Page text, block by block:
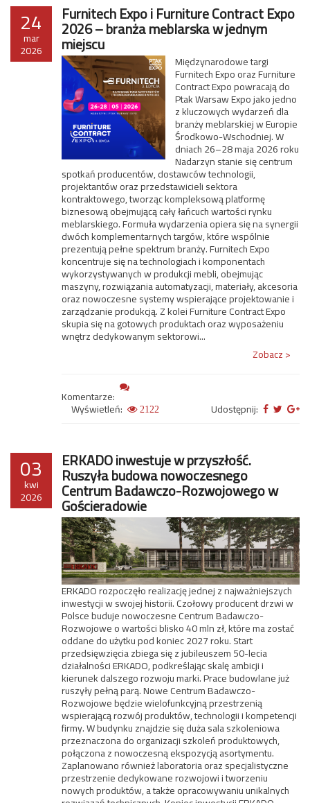
24
mar
2026
Furnitech Expo i Furniture Contract Expo
2026 – branża meblarska w jednym
miejscu
Międzynarodowe targi
Furnitech Expo oraz Furniture
Contract Expo powracają do
Ptak Warsaw Expo jako jedno
z kluczowych wydarzeń dla
branży meblarskiej w Europie
Środkowo-Wschodniej. W
dniach 26–28 maja 2026 roku
Nadarzyn stanie się centrum
spotkań producentów, dostawców technologii,
projektantów oraz przedstawicieli sektora
kontraktowego, tworząc kompleksową platformę
biznesową obejmującą cały łańcuch wartości rynku
meblarskiego. Formuła wydarzenia opiera się na synergii
dwóch komplementarnych targów, które wspólnie
prezentują pełne spektrum branży. Furnitech Expo
koncentruje się na technologiach i komponentach
wykorzystywanych w produkcji mebli, obejmując
maszyny, rozwiązania automatyzacji, materiały, akcesoria
oraz nowoczesne systemy wspierające projektowanie i
zarządzanie produkcją. Z kolei Furniture Contract Expo
skupia się na gotowych produktach oraz wyposażeniu
wnętrz dedykowanym sektorowi...
Zobacz >
Komentarze:
Wyświetleń: 2122 Udostępnij:
03
kwi
2026
ERKADO inwestuje w przyszłość.
Ruszyła budowa nowoczesnego
Centrum Badawczo-Rozwojowego w
Gościeradowie
ERKADO rozpoczęło realizację jednej z najważniejszych
inwestycji w swojej historii. Czołowy producent drzwi w
Polsce buduje nowoczesne Centrum Badawczo-
Rozwojowe o wartości blisko 40 mln zł, które ma zostać
oddane do użytku pod koniec 2027 roku. Start
przedsięwzięcia zbiega się z jubileuszem 50-lecia
działalności ERKADO, podkreślając skalę ambicji i
kierunek dalszego rozwoju marki. Prace budowlane już
ruszyły pełną parą. Nowe Centrum Badawczo-
Rozwojowe będzie wielofunkcyjną przestrzenią
wspierającą rozwój produktów, technologii i kompetencji
firmy. W budynku znajdzie się duża sala szkoleniowa
przeznaczona do organizacji szkoleń produktowych,
połączona z nowoczesną ekspozycją asortymentu.
Zaplanowano również laboratoria oraz specjalistyczne
przestrzenie dedykowane rozwojowi i tworzeniu
nowych produktów, a także opracowywaniu unikalnych